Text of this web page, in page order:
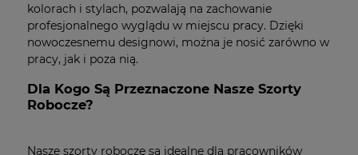
kolorach i stylach, pozwalają na zachowanie
profesjonalnego wyglądu w miejscu pracy. Dzięki
nowoczesnemu designowi, można je nosić zarówno w
pracy, jak i poza nią.
Dla Kogo Są Przeznaczone Nasze Szorty
Robocze?
Nasze szorty robocze są idealne dla pracowników